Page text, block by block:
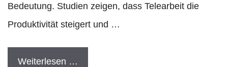
Bedeutung. Studien zeigen, dass Telearbeit die
Produktivität steigert und …
Weiterlesen …